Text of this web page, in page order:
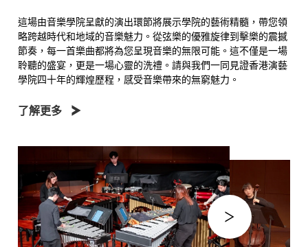
這場由音樂學院呈獻的演出環節將展示學院的藝術精髓，帶您領
略跨越時代和地域的音樂魅力。從弦樂的優雅旋律到擊樂的震撼
節奏，每一首樂曲都將為您呈現音樂的無限可能。這不僅是一場
聆聽的盛宴，更是一場心靈的洗禮。請與我們一同見證香港演藝
學院四十年的輝煌歷程，感受音樂帶來的無窮魅力。
了解更多